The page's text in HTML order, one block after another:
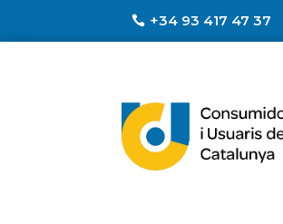
+34 93 417 47 37